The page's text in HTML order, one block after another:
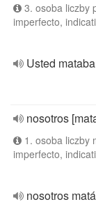
3. osoba liczby
imperfecto,
Usted mataba
nosotros
1. osoba liczby
imperfecto,
nosotros